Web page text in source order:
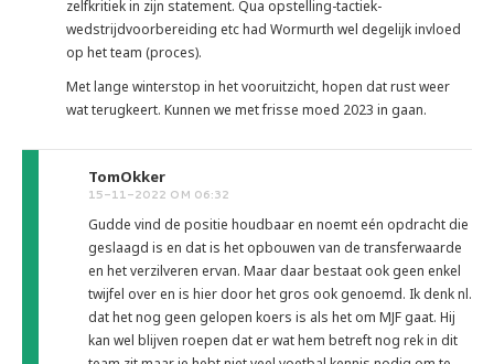
zelfkritiek in zijn statement. Qua opstelling-tactiek-
wedstrijdvoorbereiding etc had Wormurth wel degelijk invloed
op het team (proces).
Met lange winterstop in het vooruitzicht, hopen dat rust weer
wat terugkeert. Kunnen we met frisse moed 2023 in gaan.
TomOkker
15-11-2022 OM 06:32
Gudde vind de positie houdbaar en noemt eén opdracht die
geslaagd is en dat is het opbouwen van de transferwaarde
en het verzilveren ervan. Maar daar bestaat ook geen enkel
twijfel over en is hier door het gros ook genoemd. Ik denk nl.
dat het nog geen gelopen koers is als het om MJF gaat. Hij
kan wel blijven roepen dat er wat hem betreft nog rek in dit